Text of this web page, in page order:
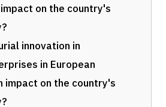
on the country's
innovation in
in European
impact on the country's